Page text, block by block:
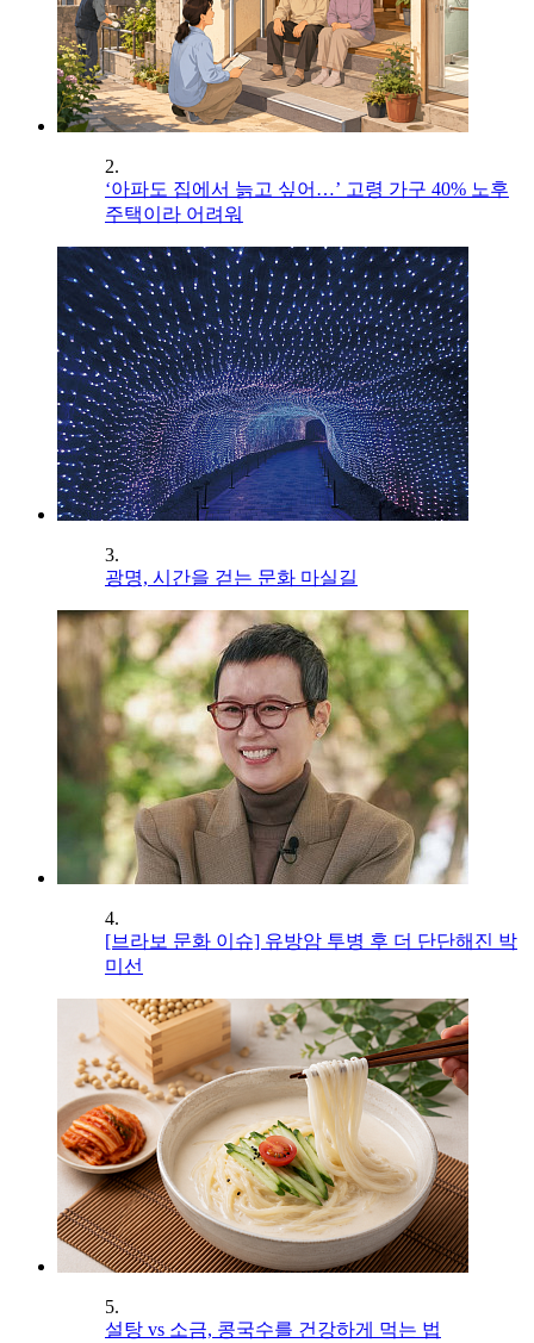
2.
‘아파도 집에서 늙고 싶어…’ 고령 가구 40% 노후
주택이라 어려워
3.
광명, 시간을 걷는 문화 마실길
4.
[브라보 문화 이슈] 유방암 투병 후 더 단단해진 박
미선
5.
설탕 vs 소금, 콩국수를 건강하게 먹는 법